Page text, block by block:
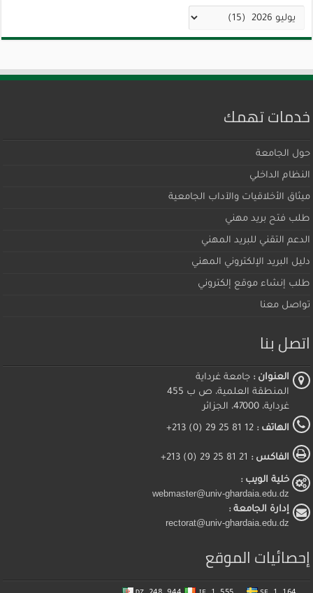
الأرشيف
خدمات تهمك
حول الجامعة
النظام الداخلي
ميثاق اﻷخلاقيات والآداب الجامعية
طلب فتح بريد مهني
الدعم التقني للبريد المهني
دليل البريد الإلكتروني المهني
طلب إنشاء موقع إلكتروني
تواصل معنا
اتصل بنا
العنوان : جامعة غرداية
المنطقة العلمية، ص ب 455
غرداية، 47000، الجزائر
الهاتف : 12 81 25 29 (0) 213+
الفاكس :
خلية الويب :
webmaster@univ-ghardaia.edu.dz
إدارة الجامعة :
rectorat@univ-ghardaia.edu.dz
إحصائيات الموقع